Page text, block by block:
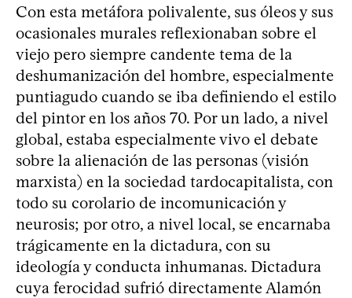
Con esta metáfora polivalente, sus óleos y sus
ocasionales murales reflexionaban sobre el
viejo pero siempre candente tema de la
deshumanización del hombre, especialmente
puntiagudo cuando se iba definiendo el estilo
del pintor en los años 70. Por un lado, a nivel
global, estaba especialmente vivo el debate
sobre la alienación de las personas (visión
marxista) en la sociedad tardocapitalista, con
todo su corolario de incomunicación y
neurosis; por otro, a nivel local, se encarnaba
trágicamente en la dictadura, con su
ideología y conducta inhumanas. Dictadura
cuya ferocidad sufrió directamente Alamón